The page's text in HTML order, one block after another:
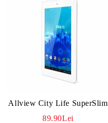
Allview City Life SuperSlim
89.90Lei